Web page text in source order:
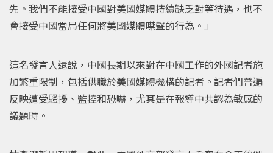
先。我們不能接受中國對美國媒體持續缺乏對等待遇，也不
會接受中國當局任何將美國媒體噤聲的行為。」
這名發言人還說，中國長期以來對在中國工作的外國記者施
加繁重限制，包括供職於美國媒體機構的記者。記者們普遍
反映遭受騷擾、監控和恐嚇，尤其是在報導中共認為敏感的
議題時。